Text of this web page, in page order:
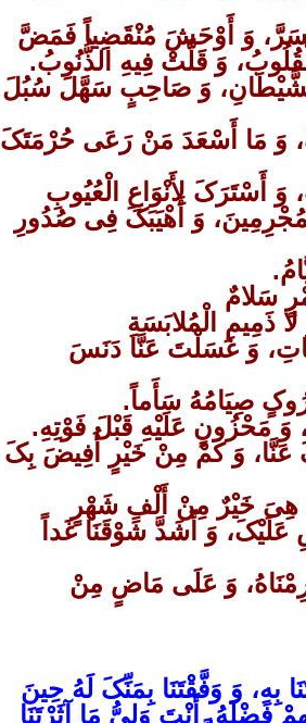
فَسَرَّ، وَ أَوْحَشَ مُنْقَضِیاً فَمَضَّ
وَ قَلَّتْ فِیهِ الذُّنُوبُ.
وَ صَاحِبٍ سَهَّلَ سُبُلَ
وَ مَا أَسْعَدَ مَنْ رَعَى حُرْمَتَکَ
وَ أَسْتَرَکَ لِأَنْوَاعِ الْعُیُوبِ
وَ أَهْیَبَکَ فِی صُدُورِ
سَلامٌ
ذَمِیمِ الْمُلابَسَةِ
وَ غَسَلْتَ عَنَّا دَنَسَ
صِیَامُهُ سَأَماً.
وَ مَحْزُونٍ عَلَیْهِ قَبْلَ فَوْتِهِ.
وَ کَمْ مِنْ خَیْرٍ أُفِیضَ بِکَ
هِیَ خَیْرٌ مِنْ أَلْفِ شَهْرٍ
عَلَیْکَ، وَ أَشَدَّ شَوْقَنَا غَداً
وَ عَلَى مَاضٍ مِنْ
بِهِ، وَ وَفَّقْتَنَا بِمَنِّکَ لَهُ حِینَ
فَضْلَهُ. أَنْتَ وَلِیُّ مَا آثَرْتَنَا